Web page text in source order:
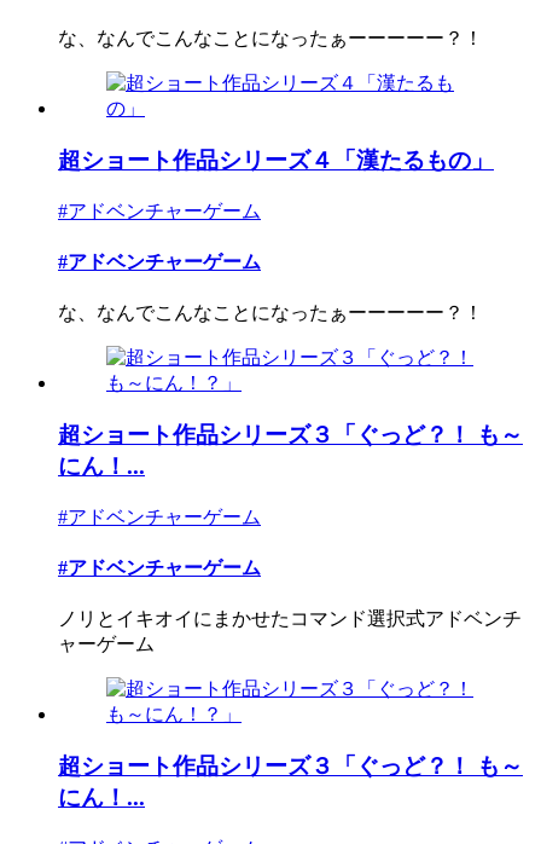
な、なんでこんなことになったぁーーーーー？！
超ショート作品シリーズ４「漢たるもの」
#アドベンチャーゲーム
#アドベンチャーゲーム
な、なんでこんなことになったぁーーーーー？！
超ショート作品シリーズ３「ぐっど？！ も～
にん！...
#アドベンチャーゲーム
#アドベンチャーゲーム
ノリとイキオイにまかせたコマンド選択式アドベンチ
ャーゲーム
超ショート作品シリーズ３「ぐっど？！ も～
にん！...